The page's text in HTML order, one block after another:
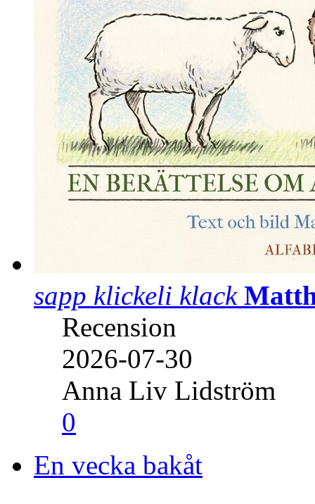
sapp klickeli klack
Recension
2026-07-30
Anna Liv Lidström
0
En vecka bakåt